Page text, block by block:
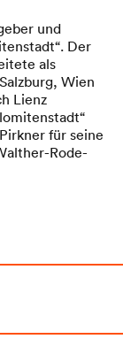
und
Der
als
Wien
Lienz
für seine
Rode-